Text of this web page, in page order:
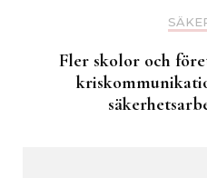
Fler skolor och